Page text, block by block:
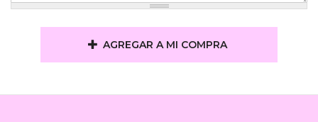
AGREGAR A MI COMPRA